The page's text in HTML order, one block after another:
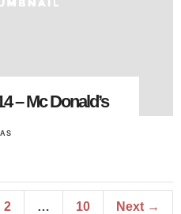
– Mc Donald’s
2 … 10 Next →